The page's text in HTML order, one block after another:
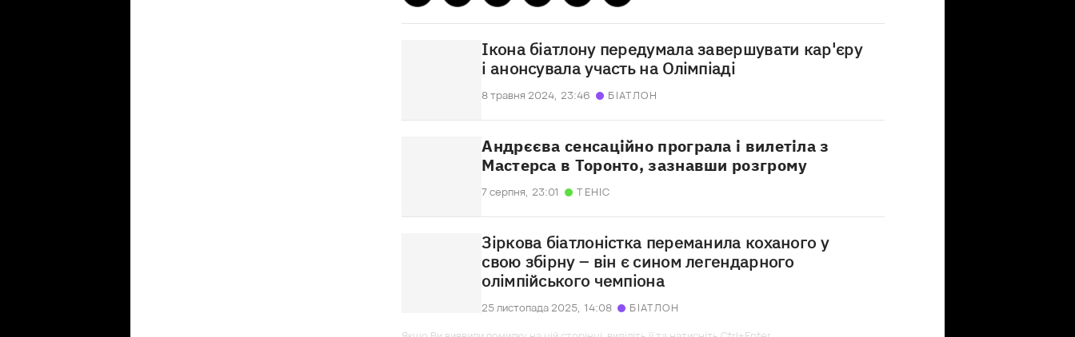
Ікона біатлону передумала завершувати кар'єру
і анонсувала участь на Олімпіаді
8 травня 2024, 23:46 БІАТЛОН
Андрєєва сенсаційно програла і вилетіла з
Мастерса в Торонто, зазнавши розгрому
7 серпня, 23:01 ТЕНІС
Зіркова біатлоністка переманила коханого у
свою збірну – він є сином легендарного
олімпійського чемпіона
25 листопада 2025, 14:08
БІАТЛОН